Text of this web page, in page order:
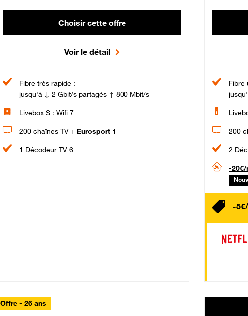
Choisir cette offre
Voir le détail
Fibre très rapide :
jusqu'à ↓ 2 Gbit/s partagés ↑ 800 Mbit/s
Livebox S : Wifi 7
200 chaînes TV + Eurosport 1
1 Décodeur TV 6
Fibre
200
2
-20€/
-
Offre - 26 ans